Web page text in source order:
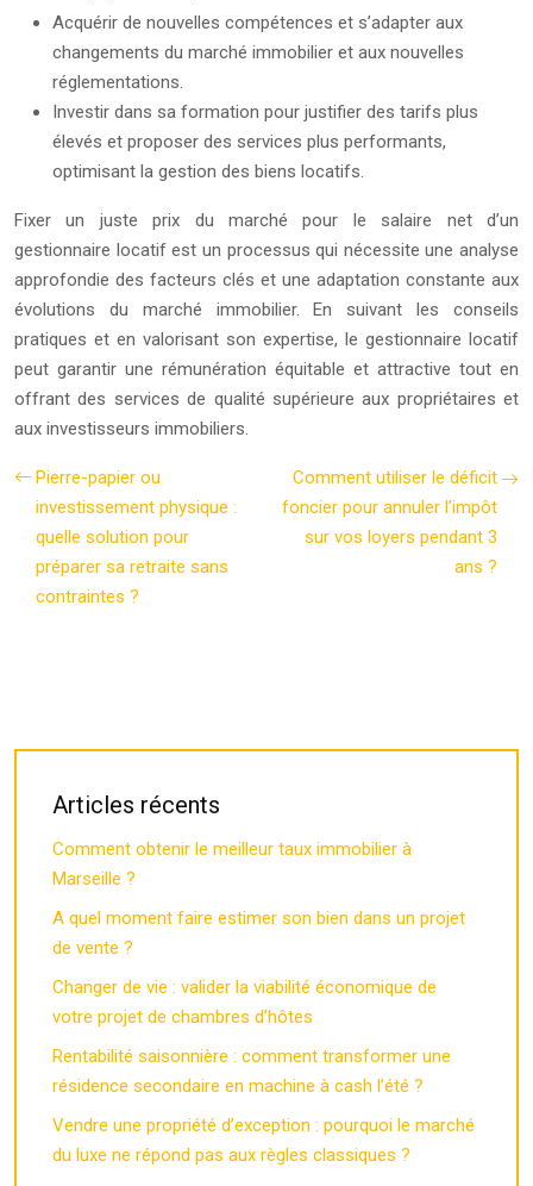
Acquérir de nouvelles compétences et s’adapter aux
changements du marché immobilier et aux nouvelles
réglementations.
Investir dans sa formation pour justifier des tarifs plus
élevés et proposer des services plus performants,
optimisant la gestion des biens locatifs.
Fixer un juste prix du marché pour le salaire net d’un
gestionnaire locatif est un processus qui nécessite une analyse
approfondie des facteurs clés et une adaptation constante aux
évolutions du marché immobilier. En suivant les conseils
pratiques et en valorisant son expertise, le gestionnaire locatif
peut garantir une rémunération équitable et attractive tout en
offrant des services de qualité supérieure aux propriétaires et
aux investisseurs immobiliers.
Pierre-papier ou
investissement physique :
quelle solution pour
préparer sa retraite sans
contraintes ?
Comment utiliser le déficit
foncier pour annuler l’impôt
sur vos loyers pendant 3
ans ?
Articles récents
Comment obtenir le meilleur taux immobilier à
Marseille ?
A quel moment faire estimer son bien dans un projet
de vente ?
Changer de vie : valider la viabilité économique de
votre projet de chambres d’hôtes
Rentabilité saisonnière : comment transformer une
résidence secondaire en machine à cash l’été ?
Vendre une propriété d’exception : pourquoi le marché
du luxe ne répond pas aux règles classiques ?